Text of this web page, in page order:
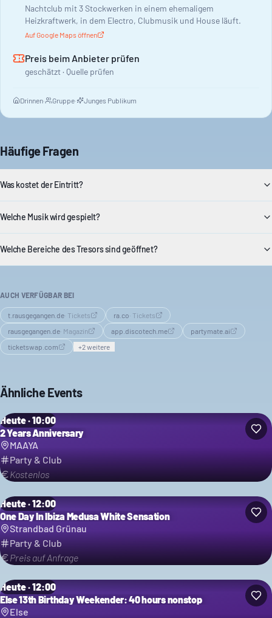
Nachtclub mit 3 Stockwerken in einem ehemaligem
Heizkraftwerk, in dem Electro, Clubmusik und House läuft.
Auf Google Maps öffnen
Preis beim Anbieter prüfen
geschätzt · Quelle prüfen
Drinnen· Gruppe· Junges Publikum
Häufige Fragen
Was kostet der Eintritt?
Welche Musik wird gespielt?
Welche Bereiche des Tresors sind geöffnet?
AUCH VERFÜGBAR BEI
t.rausgegangen.de· Tickets ra.co· Tickets
rausgegangen.de· Magazin app.discotech.me
partymate.ai
ticketswap.com
+2weitere
Ähnliche Events
Heute · 10:00
2 Years Anniversary
MAAYA
Party & Club
Kostenlos
Heute · 12:00
One Day In Ibiza Medusa White Sensation
Strandbad Grünau
Party & Club
Preis auf Anfrage
Heute · 12:00
Else 13th Birthday Weekender: 40 hours nonstop
Else